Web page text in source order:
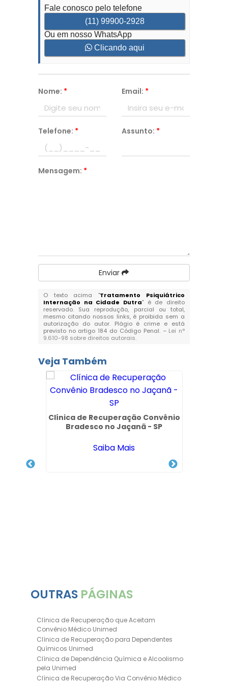
Fale conosco pelo telefone
(11) 99900-2928
Ou em nosso WhatsApp
Clicando aqui
Nome: * Email: *
Telefone: * Assunto: *
Mensagem: *
Enviar
O texto acima "Tratamento Psiquiátrico
Internação na Cidade Dutra" é de direito
reservado. Sua reprodução, parcial ou total,
mesmo citando nossos links, é proibida sem a
autorização do autor. Plágio é crime e está
previsto no artigo 184 do Código Penal. – Lei n°
9.610-98 sobre direitos autorais.
Veja Também
Clínica de Recuperação Convênio
Bradesco no Jaçanã - SP
Saiba Mais
OUTRAS PÁGINAS
Clínica de Recuperação que Aceitam
Convênio Médico Unimed
Clínica de Recuperação para Dependentes
Químicos Unimed
Clínica de Dependência Química e Alcoolismo
pela Unimed
Clínica de Recuperação Via Convênio Médico